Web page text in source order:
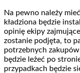
Na pewno należy
kładziona będzie
opinię ekipy
zostanie podjęta, to
potrzebnych
będzie leżeć po
przypadkach będzie